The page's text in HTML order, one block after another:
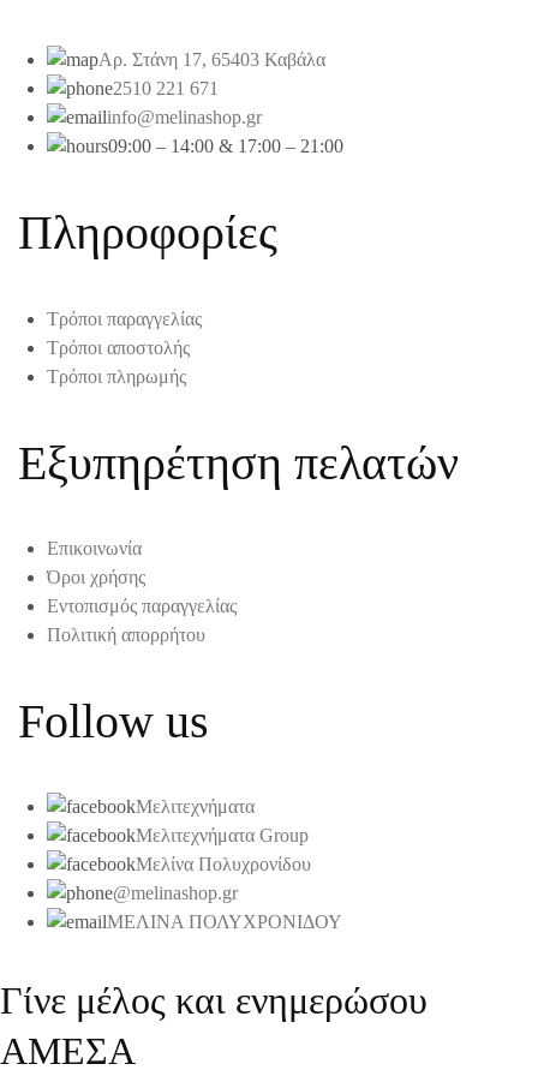
Αρ. Στάνη 17, 65403 Καβάλα
2510 221 671
info@melinashop.gr
09:00 – 14:00 & 17:00 – 21:00
Πληροφορίες
Τρόποι παραγγελίας
Τρόποι αποστολής
Τρόποι πληρωμής
Εξυπηρέτηση πελατών
Επικοινωνία
Όροι χρήσης
Εντοπισμός παραγγελίας
Πολιτική απορρήτου
Follow us
Μελιτεχνήματα
Μελιτεχνήματα Group
Μελίνα Πολυχρονίδου
@melinashop.gr
ΜΕΛΙΝΑ ΠΟΛΥΧΡΟΝΙΔΟΥ
Γίνε μέλος και ενημερώσου
ΑΜΕΣΑ